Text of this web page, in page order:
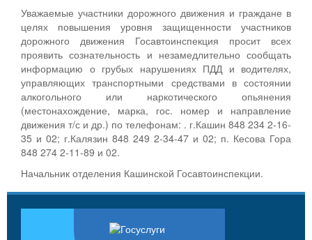
Уважаемые участники дорожного движения и граждане в
целях повышения уровня защищенности участников
дорожного движения Госавтоинспекция просит всех
проявить сознательность и незамедлительно сообщать
информацию о грубых нарушениях ПДД и водителях,
управляющих транспортными средствами в состоянии
алкогольного или наркотического опьянения
(местонахождение, марка, гос. номер и направление
движения т/с и др.) по телефонам: . г.Кашин 848 234 2-16-
35 и 02; г.Калязин 848 249 2-34-47 и 02; п. Кесова Гора
848 274 2-11-89 и 02.
Начальник отделения Кашинской Госавтоинспекции.